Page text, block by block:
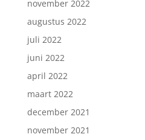
november 2022
augustus 2022
juli 2022
juni 2022
april 2022
maart 2022
december 2021
november 2021